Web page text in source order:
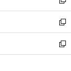
開
く
ウ
で
開
く
ン
ド
ウ
で
開
ウ
ィ
ン
ド
ウ
新
し
い
ウ
ィ
ン
新
し
い
ウ
新
し